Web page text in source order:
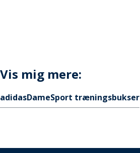
Vis mig mere:
adidasDameSport træningsbukser